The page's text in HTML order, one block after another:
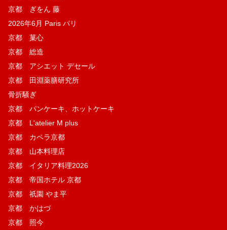
京都 ぎをん 藤
2026年6月 Paris パリ
京都 菓​心
京都 総造
京都 アシエット デセール
京都 田淵薬膳研究所
骨折騒ぎ
京都 パンケーキ、ホットケーキ
京都 L'atelier M plus
京都 カペラ京都
京都 山本料理店
京都 イタリア料理2026
京都 帝国ホテル 京都
京都 祇園 やま平
京都 かはづ
京都 照今